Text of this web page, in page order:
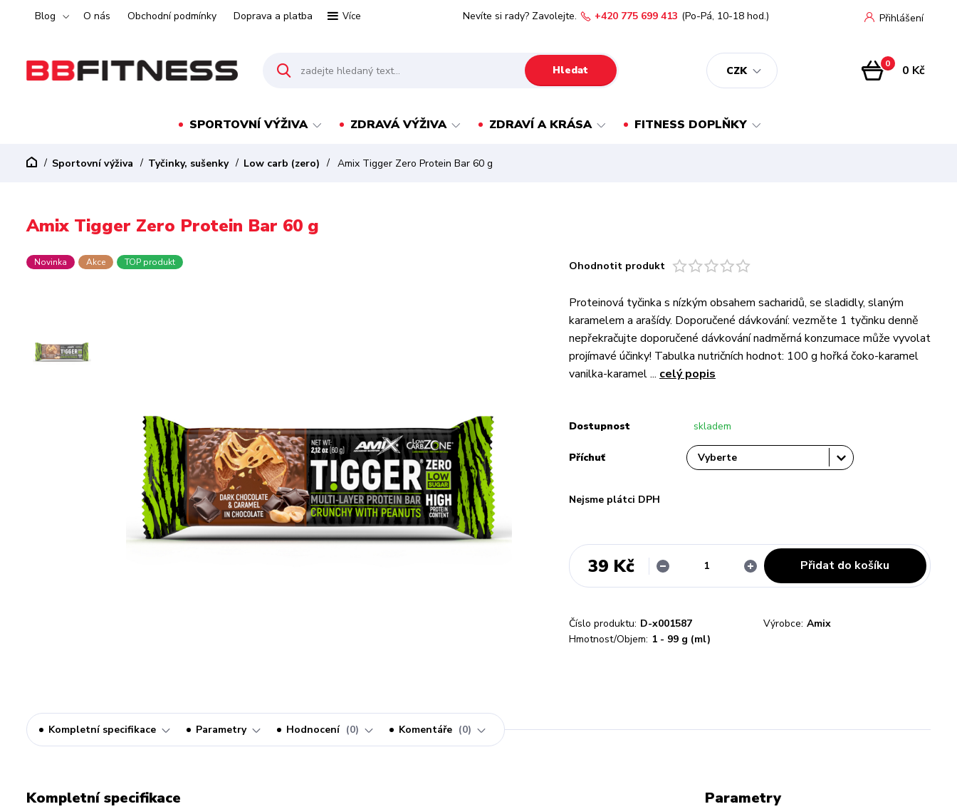
Blog O nás Obchodní podmínky Doprava a platba Více
CZK
Přihlášení
Hledat
Nevíte si rady? Zavolejte. +420 775 699 413 (Po-Pá, 10-18 hod.)
0 0 Kč
SPORTOVNÍ VÝŽIVA ZDRAVÁ VÝŽIVA ZDRAVÍ A KRÁSA FITNESS DOPLŇKY
Sportovní výživa Tyčinky, sušenky Low carb (zero) Amix Tigger Zero Protein Bar 60 g
Amix Tigger Zero Protein Bar 60 g
Novinka Akce TOP produkt Ohodnotit produkt
Proteinová tyčinka s nízkým obsahem sacharidů, se sladidly, slaným
karamelem a arašídy. Doporučené dávkování: vezměte 1 tyčinku denně
nepřekračujte doporučené dávkování nadměrná konzumace může vyvolat
projímavé účinky! Tabulka nutričních hodnot: 100 g hořká čoko-karamel
vanilka-karamel ... celý popis
Dostupnost skladem
Příchuť
Nejsme plátci DPH
39 Kč Přidat do košíku
Číslo produktu: D-x001587 Výrobce: Amix
Hmotnost/Objem: 1 - 99 g (ml)
Kompletní specifikace Parametry Hodnocení 0 Komentáře 0
Kompletní specifikace Parametry